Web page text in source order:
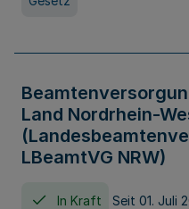
Land Nordrhein-
LBeamtVG NRW)
In Kraft Seit 01. Juli